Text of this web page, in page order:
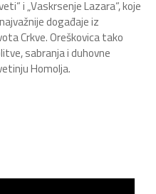
i „Vaskrsenje Lazara“, koje
događaje iz
Crkve. Oreškovica tako
sabranja i duhovne
Homolja.